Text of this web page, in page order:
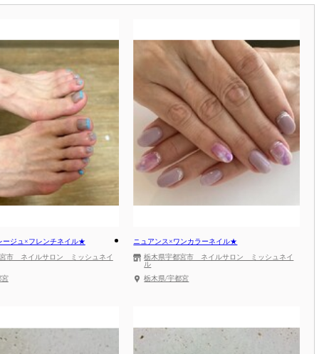
ージュ×フレンチネイル★
市 ネイルサロン ミッシュネイ
宮
ニュアンス×ワンカラーネイル★
栃木県宇都宮市 ネイルサロン ミッシュネイ
ル
栃木県/宇都宮